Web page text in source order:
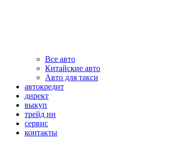
Все авто
Китайские авто
Авто для такси
автокредит
директ
выкуп
трейд ин
сервис
контакты